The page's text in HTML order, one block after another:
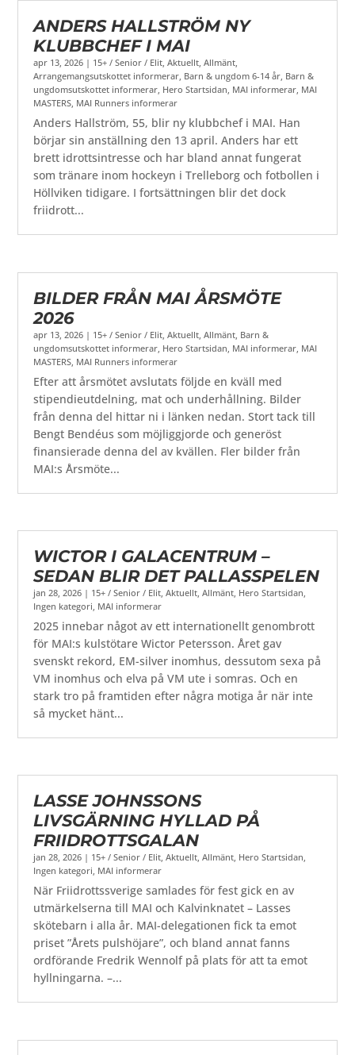
ANDERS HALLSTRÖM NY
KLUBBCHEF I MAI
apr 13, 2026 | 15+ / Senior / Elit,Aktuellt,Allmänt,
Arrangemangsutskottet informerar, Barn & ungdom 6-14 år, Barn &
ungdomsutskottet informerar, Hero Startsidan, MAI informerar, MAI
MASTERS, MAI Runners informerar
Anders Hallström, 55, blir ny klubbchef i MAI. Han
börjar sin anställning den 13 april. Anders har ett
brett idrottsintresse och har bland annat fungerat
som tränare inom hockeyn i Trelleborg och fotbollen i
Höllviken tidigare. I fortsättningen blir det dock
friidrott...
BILDER FRÅN MAI ÅRSMÖTE
2026
apr 13, 2026 | 15+ / Senior / Elit ,Aktuellt ,Allmänt Barn &
ungdomsutskottet informerar Hero Startsidan MAI informerar MAI
MASTERS MAI Runners informerar
Efter att årsmötet avslutats följde en kväll med
stipendieutdelning, mat och underhållning. Bilder
från denna del hittar ni i länken nedan. Stort tack till
Bengt Bendéus som möjliggjorde och generöst
finansierade denna del av kvällen. Fler bilder från
MAI:s Årsmöte...
WICTOR I GALACENTRUM –
SEDAN BLIR DET PALLASSPELEN
jan 28, 2026 | 15+ / Senior / Elit,Aktuellt,Allmänt, Hero Startsidan,
Ingen kategori, MAI informerar
2025 innebar något av ett internationellt genombrott
för MAI:s kulstötare Wictor Petersson. Året gav
svenskt rekord, EM-silver inomhus, dessutom sexa på
VM inomhus och elva på VM ute i somras. Och en
stark tro på framtiden efter några motiga år när inte
så mycket hänt...
LASSE JOHNSSONS
LIVSGÄRNING HYLLAD PÅ
FRIIDROTTSGALAN
jan 28, 2026 | 15+ / Senior / Elit,Aktuellt,Allmänt, Hero Startsidan,
Ingen kategori, MAI informerar
När Friidrottssverige samlades för fest gick en av
utmärkelserna till MAI och Kalvinknatet – Lasses
skötebarn i alla år. MAI-delegationen fick ta emot
priset ”Årets pulshöjare”, och bland annat fanns
ordförande Fredrik Wennolf på plats för att ta emot
hyllningarna. –...